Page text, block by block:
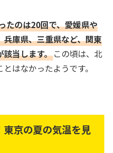
たのは20回で、愛媛県や
庫県、三重県など、関東
該当します。この頃は、北
はなかったようです。
京の夏の気温を見